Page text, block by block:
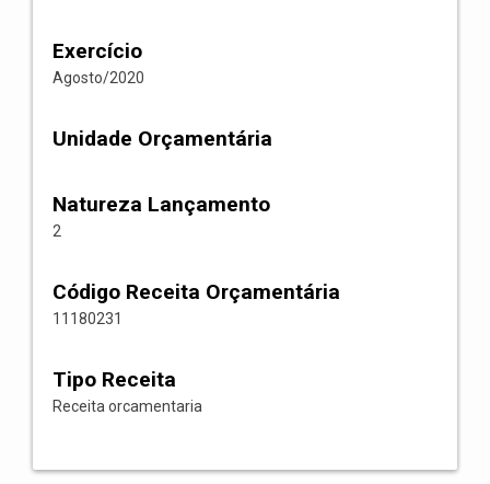
Exercício
Agosto/2020
Unidade Orçamentária
Natureza Lançamento
2
Código Receita Orçamentária
11180231
Tipo Receita
Receita orcamentaria